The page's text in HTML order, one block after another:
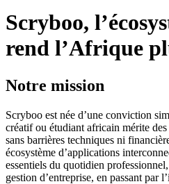
Scryboo,
rend l’Afrique
Notre mission
Scryboo est née d’une conviction
créatif ou étudiant africain mérite
sans barrières techniques ni
écosystème d’applications
essentiels du quotidien
gestion d’entreprise, en passant par